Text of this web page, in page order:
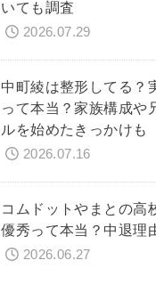
いても調査
2026.07.29
中町綾は整形してる？
って本当？家族構成や
ルを始めたきっかけも
2026.07.16
コムドットやまとの高
優秀って本当？中退理
2026.06.27